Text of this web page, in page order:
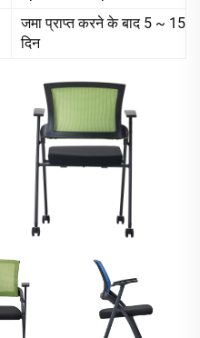
जमा प्राप्त करने के बाद 5 ~ 15
दिन